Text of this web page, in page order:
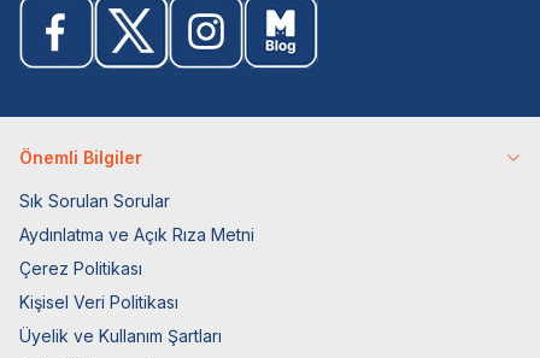
Önemli Bilgiler
Sık Sorulan Sorular
Aydınlatma ve Açık Rıza Metni
Çerez Politikası
Kişisel Veri Politikası
Üyelik ve Kullanım Şartları